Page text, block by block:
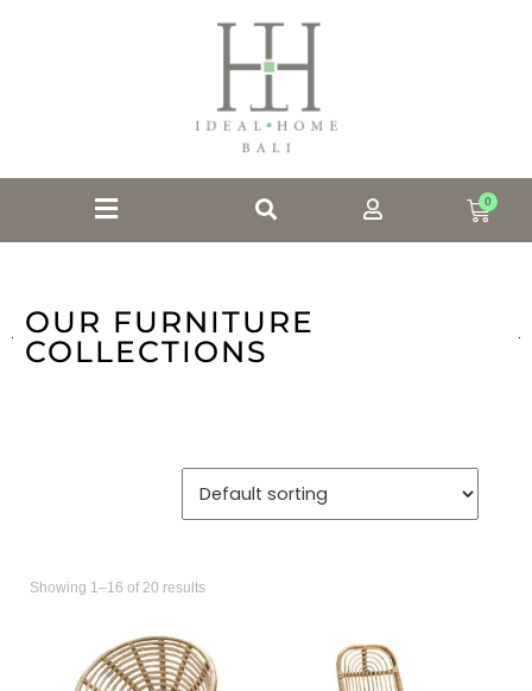
0
OUR FURNITURE
COLLECTIONS
Showing 1–16 of 20 results